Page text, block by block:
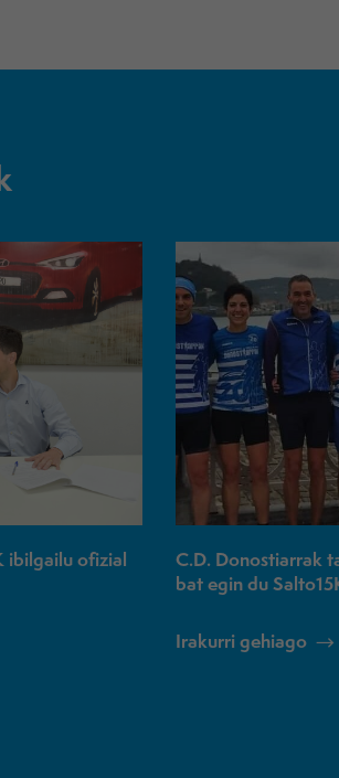
ibilgailu ofizial
C.D. Donostiarrak
bat egin du
Irakurri gehiago